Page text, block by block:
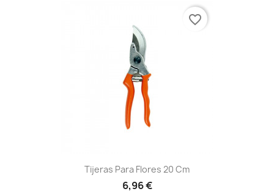
Tijeras Para Flores 20 Cm
6,96 €
favorite_border